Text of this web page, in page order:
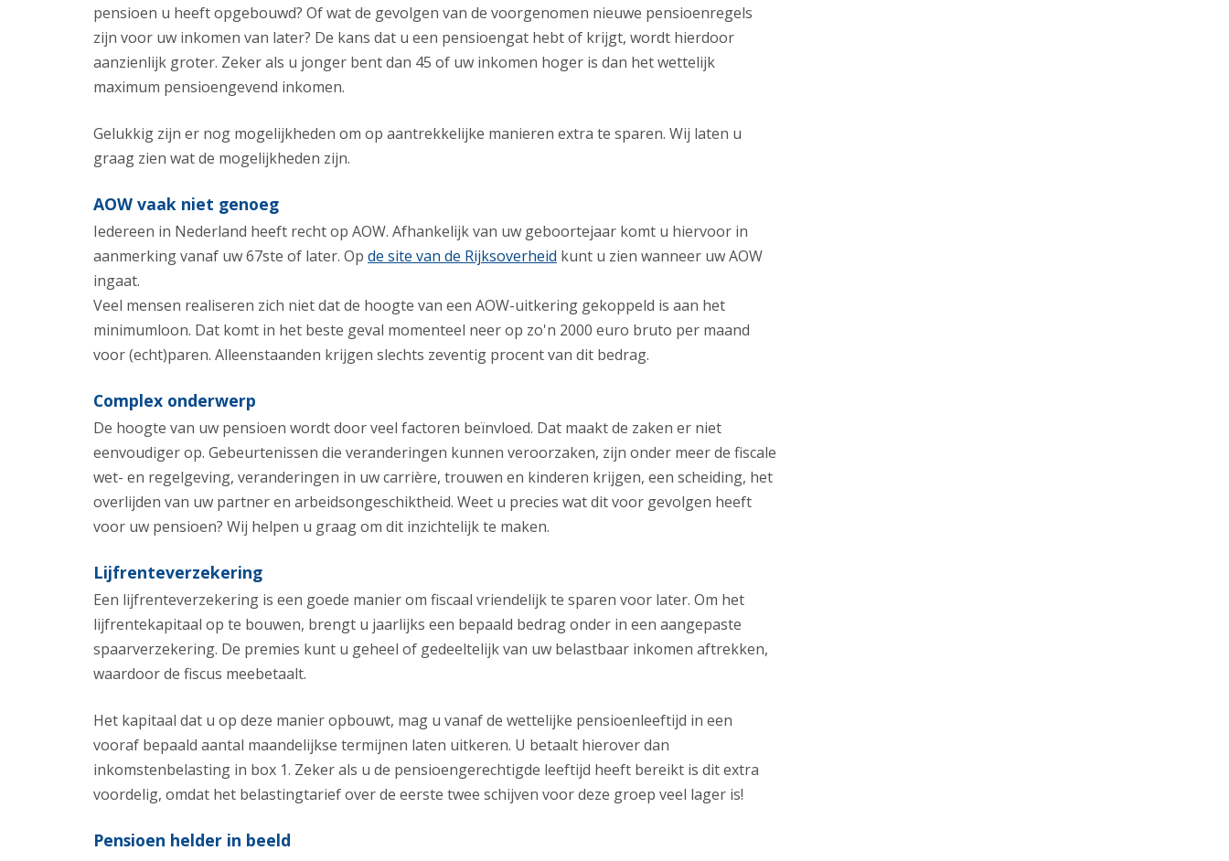
pensioen u heeft opgebouwd? Of wat de gevolgen van de voorgenomen nieuwe pensioenregels
zijn voor uw inkomen van later? De kans dat u een pensioengat hebt of krijgt, wordt hierdoor
aanzienlijk groter. Zeker als u jonger bent dan 45 of uw inkomen hoger is dan het wettelijk
maximum pensioengevend inkomen.
Gelukkig zijn er nog mogelijkheden om op aantrekkelijke manieren extra te sparen. Wij laten u
graag zien wat de mogelijkheden zijn.
AOW vaak niet genoeg
Iedereen in Nederland heeft recht op AOW. Afhankelijk van uw geboortejaar komt u hiervoor in
aanmerking vanaf uw 67ste of later. Op de site van de Rijksoverheid kunt u zien wanneer uw AOW
ingaat.
Veel mensen realiseren zich niet dat de hoogte van een AOW-uitkering gekoppeld is aan het
minimumloon. Dat komt in het beste geval momenteel neer op zo'n 2000 euro bruto per maand
voor (echt)paren. Alleenstaanden krijgen slechts zeventig procent van dit bedrag.
Complex onderwerp
De hoogte van uw pensioen wordt door veel factoren beïnvloed. Dat maakt de zaken er niet
eenvoudiger op. Gebeurtenissen die veranderingen kunnen veroorzaken, zijn onder meer de fiscale
wet- en regelgeving, veranderingen in uw carrière, trouwen en kinderen krijgen, een scheiding, het
overlijden van uw partner en arbeidsongeschiktheid. Weet u precies wat dit voor gevolgen heeft
voor uw pensioen? Wij helpen u graag om dit inzichtelijk te maken.
Lijfrenteverzekering
Een lijfrenteverzekering is een goede manier om fiscaal vriendelijk te sparen voor later. Om het
lijfrentekapitaal op te bouwen, brengt u jaarlijks een bepaald bedrag onder in een aangepaste
spaarverzekering. De premies kunt u geheel of gedeeltelijk van uw belastbaar inkomen aftrekken,
waardoor de fiscus meebetaalt.
Het kapitaal dat u op deze manier opbouwt, mag u vanaf de wettelijke pensioenleeftijd in een
vooraf bepaald aantal maandelijkse termijnen laten uitkeren. U betaalt hierover dan
inkomstenbelasting in box 1. Zeker als u de pensioengerechtigde leeftijd heeft bereikt is dit extra
voordelig, omdat het belastingtarief over de eerste twee schijven voor deze groep veel lager is!
Pensioen helder in beeld